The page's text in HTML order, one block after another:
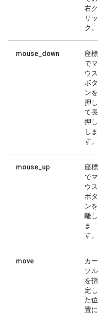
右ク
リッ
ク。
mouse_down
座標
でマ
ウス
ボタ
ンを
押し
て長
押し
しま
す。
mouse_up
座標
でマ
ウス
ボタ
ンを
離し
ま
す。
move
カー
ソル
を指
定し
た位
置に